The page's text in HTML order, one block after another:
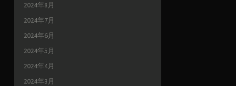
2024年8月
2024年7月
2024年6月
2024年5月
2024年4月
2024年3月